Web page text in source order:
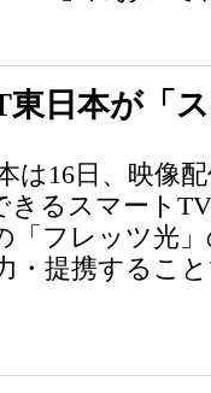
東日本が「
は16日、映像
きるスマート
「フレッツ光
・提携するこ